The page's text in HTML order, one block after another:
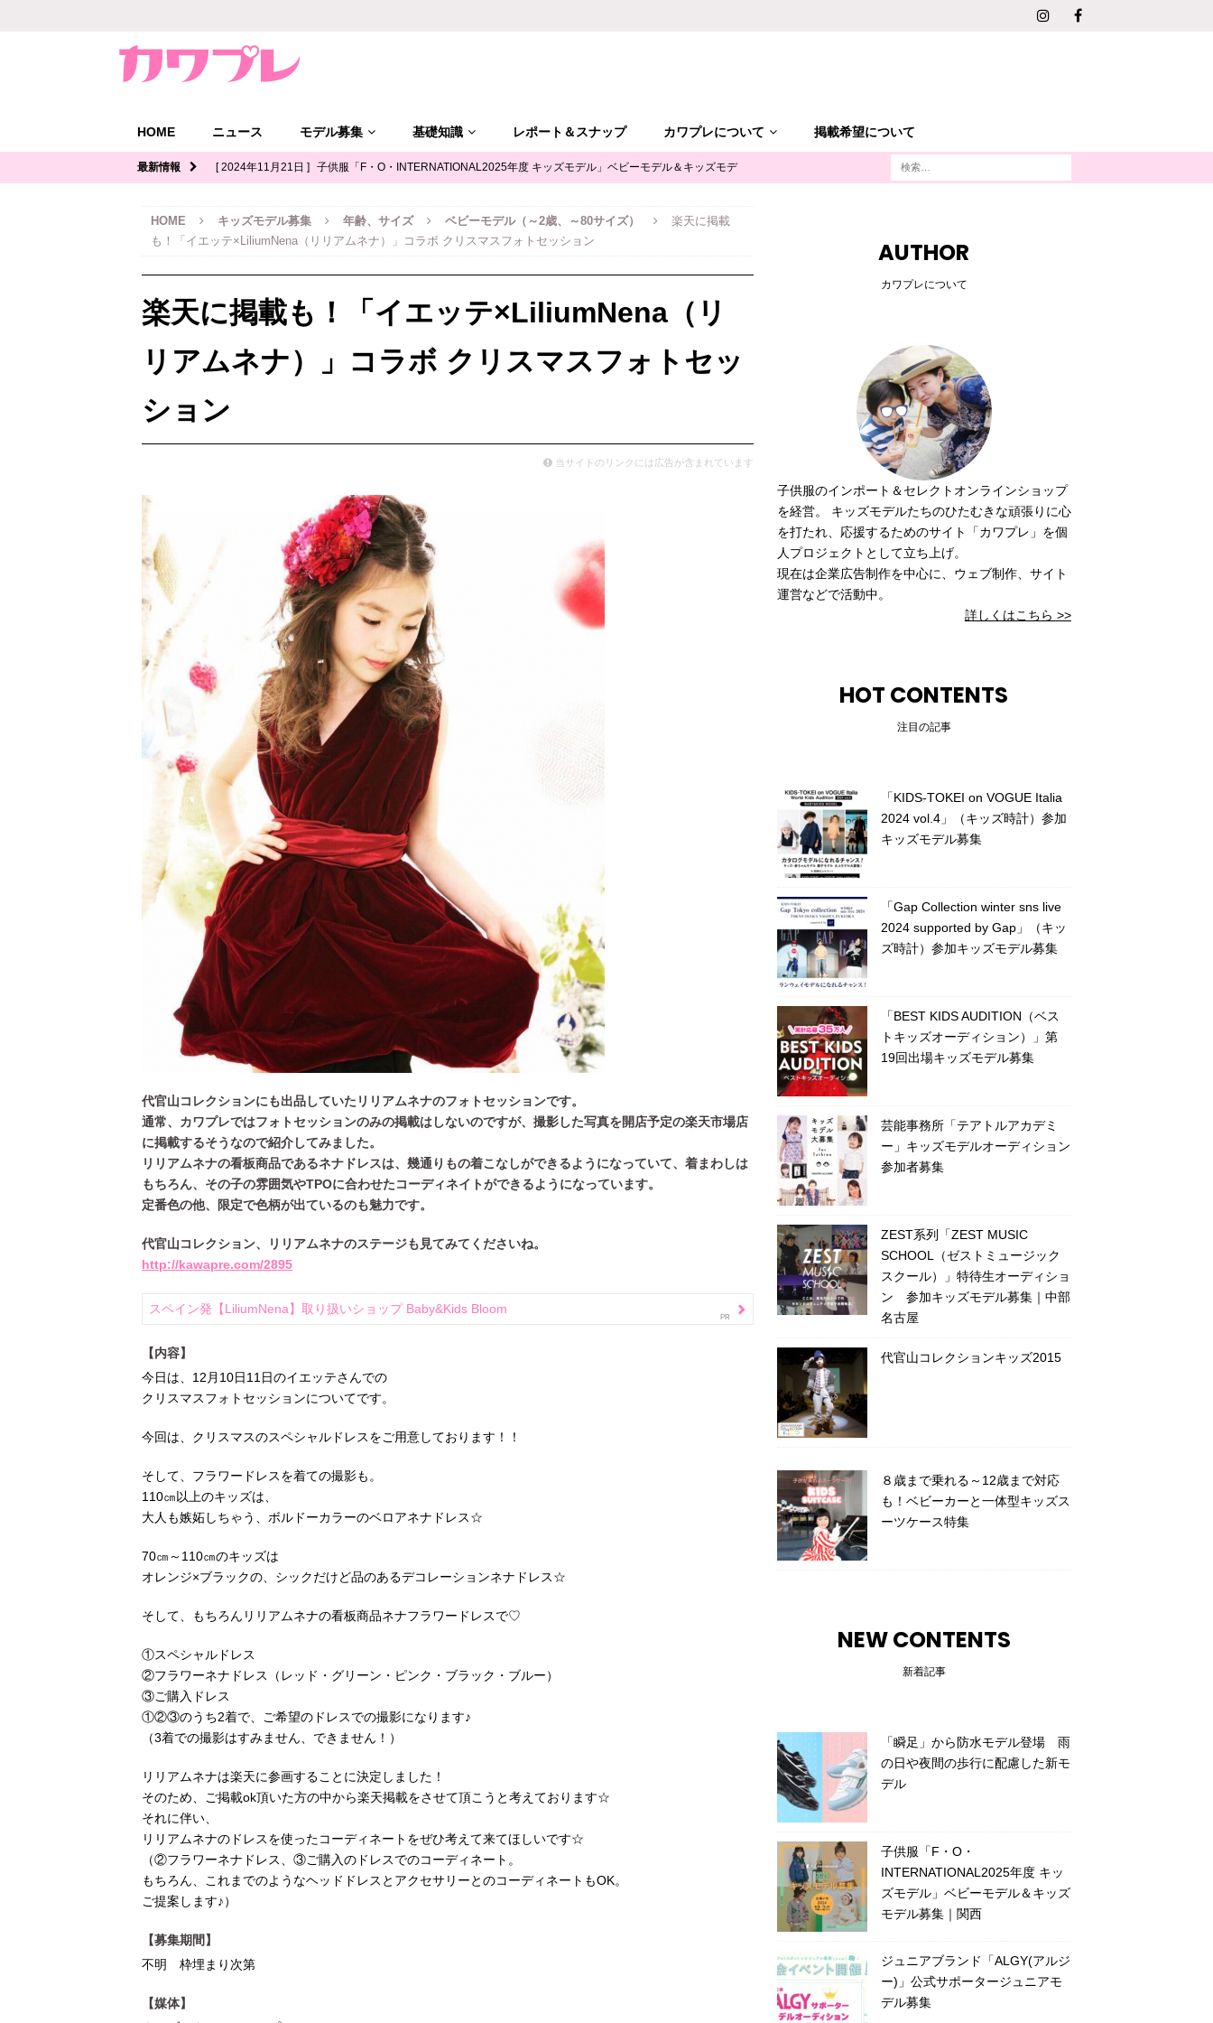
HOME ニュース モデル募集 基礎知識 レポート＆スナップ カワプレについて 掲載希望について
最新情報 [ 2024年11月21日 ] 子供服「F・O・INTERNATIONAL2025年度 キッズモデル」ベビーモデル＆キッズモデ
[ 2024年11月12日 ] ジュニアブランド「ALGY(アルジー)」公式サポータージュニアモデル募集 キッズモ
ル募集
[ 2024年11月8日 ] 「イオンモール多摩平の森」ファッションショー参加キッズモデル募集｜関東東京
[ 2026年3月12日 ]
HOME キッズモデル募集 年齢、サイズ ベビーモデル（～2歳、～80サイズ）
楽天に掲載
も！「イエッテ×LiliumNena（リリアムネナ）」コラボ クリスマスフォトセッション
楽天に掲載も！「イエッテ×LiliumNena（リ
リアムネナ）」コラボ クリスマスフォトセッ
ション
当サイトのリンクには広告が含まれています
代官山コレクションにも出品していたリリアムネナのフォトセッションです。
通常、カワプレではフォトセッションのみの掲載はしないのですが、撮影した写真を開店予定の楽天市場店
に掲載するそうなので紹介してみました。
リリアムネナの看板商品であるネナドレスは、幾通りもの着こなしができるようになっていて、着まわしは
もちろん、その子の雰囲気やTPOに合わせたコーディネイトができるようになっています。
定番色の他、限定で色柄が出ているのも魅力です。
代官山コレクション、リリアムネナのステージも見てみてくださいね。
http://kawapre.com/2895
スペイン発【LiliumNena】取り扱いショップ Baby&Kids Bloom
【内容】
今日は、12月10日11日のイエッテさんでの
クリスマスフォトセッションについてです。
今回は、クリスマスのスペシャルドレスをご用意しております！！
そして、フラワードレスを着ての撮影も。
110㎝以上のキッズは、
大人も嫉妬しちゃう、ボルドーカラーのベロアネナドレス☆
70㎝～110㎝のキッズは
オレンジ×ブラックの、シックだけど品のあるデコレーションネナドレス☆
そして、もちろんリリアムネナの看板商品ネナフラワードレスで♡
①スペシャルドレス
②フラワーネナドレス（レッド・グリーン・ピンク・ブラック・ブルー）
③ご購入ドレス
①②③のうち2着で、ご希望のドレスでの撮影になります♪
（3着での撮影はすみません、できません！）
リリアムネナは楽天に参画することに決定しました！
そのため、ご掲載ok頂いた方の中から楽天掲載をさせて頂こうと考えております☆
それに伴い、
リリアムネナのドレスを使ったコーディネートをぜひ考えて来てほしいです☆
（②フラワーネナドレス、③ご購入のドレスでのコーディネート。
もちろん、これまでのようなヘッドドレスとアクセサリーとのコーディネートもOK。
ご提案します♪）
【募集期間】
不明 枠埋まり次第
【媒体】
AUTHOR
カワプレについて
子供服のインポート＆セレクトオンラインショップ
を経営。 キッズモデルたちのひたむきな頑張りに心
を打たれ、応援するためのサイト「カワプレ」を個
人プロジェクトとして立ち上げ。
現在は企業広告制作を中心に、ウェブ制作、サイト
運営などで活動中。
詳しくはこちら >>
HOT CONTENTS
注目の記事
「KIDS-TOKEI on VOGUE Italia
2024 vol.4」（キッズ時計）参加
キッズモデル募集
「Gap Collection winter sns live
2024 supported by Gap」（キッ
ズ時計）参加キッズモデル募集
「BEST KIDS AUDITION（ベス
トキッズオーディション）」第
19回出場キッズモデル募集
芸能事務所「テアトルアカデミ
ー」キッズモデルオーディション
参加者募集
ZEST系列「ZEST MUSIC
SCHOOL（ゼストミュージック
スクール）」特待生オーディショ
ン 参加キッズモデル募集｜中部
名古屋
代官山コレクションキッズ2015
８歳まで乗れる～12歳まで対応
も！ベビーカーと一体型キッズス
ーツケース特集
NEW CONTENTS
新着記事
「瞬足」から防水モデル登場 雨
の日や夜間の歩行に配慮した新モ
デル
子供服「F・O・
INTERNATIONAL2025年度 キッ
ズモデル」ベビーモデル＆キッズ
モデル募集｜関西
ジュニアブランド「ALGY(アルジ
ー)」公式サポータージュニアモ
デル募集